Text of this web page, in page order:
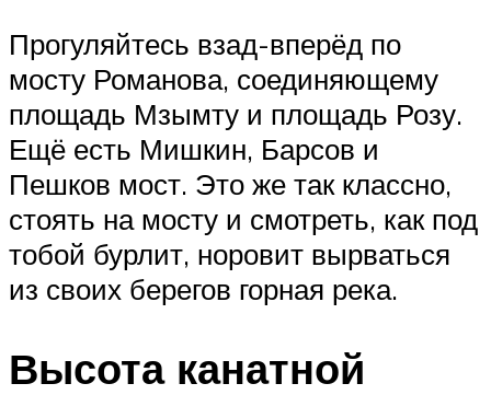
Прогуляйтесь взад-вперёд по
мосту Романова, соединяющему
площадь Мзымту и площадь Розу.
Ещё есть Мишкин, Барсов и
Пешков мост. Это же так классно,
стоять на мосту и смотреть, как под
тобой бурлит, норовит вырваться
из своих берегов горная река.
Высота канатной